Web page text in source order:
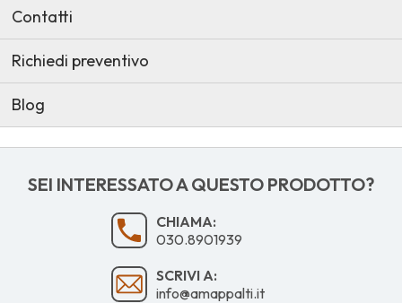
Contatti
Richiedi preventivo
Blog
SEI INTERESSATO A QUESTO PRODOTTO?
CHIAMA:
030.8901939
SCRIVI A:
info@amappalti.it